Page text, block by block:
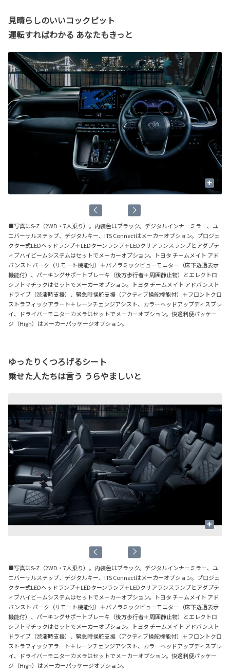
見晴らしのいいコックピット
運転すればわかる あなたもきっと
+
■写真はS-Z（2WD・7人乗り）。内装色はブラック。デジタルインナーミラー、ユ
ニバーサルステップ、デジタルキー、ITS Connectはメーカーオプション。プロジェ
クター式LEDヘッドランプ＋LEDターンランプ＋LEDクリアランスランプとアダプテ
ィブハイビームシステムはセットでメーカーオプション。トヨタ チームメイト アド
バンスト パーク（リモート機能付）＋パノラミックビューモニター（床下透過表示
機能付）、パーキングサポートブレーキ（後方歩行者＋周囲静止物）とエレクトロ
シフトマチックはセットでメーカーオプション。トヨタ チームメイト アドバンスト
ドライブ（渋滞時支援）、緊急時操舵支援（アクティブ操舵機能付）＋フロントクロ
ストラフィックアラート＋レーンチェンジアシスト、カラーヘッドアップディスプレ
イ、ドライバーモニターカメラはセットでメーカーオプション。快適利便パッケー
ジ（High）はメーカーパッケージオプション。
ゆったりくつろげるシート
乗せた人たちは言う うらやましいと
+
■写真はS-Z（2WD・7人乗り）。内装色はブラック。デジタルインナーミラー、ユ
ニバーサルステップ、デジタルキー、ITS Connectはメーカーオプション。プロジェ
クター式LEDヘッドランプ＋LEDターンランプ＋LEDクリアランスランプとアダプテ
ィブハイビームシステムはセットでメーカーオプション。トヨタ チームメイト アド
バンスト パーク（リモート機能付）＋パノラミックビューモニター（床下透過表示
機能付）、パーキングサポートブレーキ（後方歩行者＋周囲静止物）とエレクトロ
シフトマチックはセットでメーカーオプション。トヨタ チームメイト アドバンスト
ドライブ（渋滞時支援）、緊急時操舵支援（アクティブ操舵機能付）＋フロントクロ
ストラフィックアラート＋レーンチェンジアシスト、カラーヘッドアップディスプレ
イ、ドライバーモニターカメラはセットでメーカーオプション。快適利便パッケー
ジ（High）はメーカーパッケージオプション。